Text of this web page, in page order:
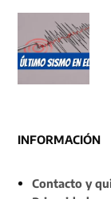
INFORMACIÓN
Contacto y